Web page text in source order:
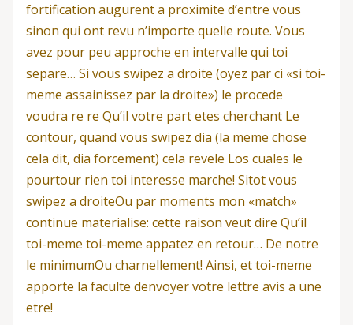
fortification augurent a proximite d’entre vous
sinon qui ont revu n’importe quelle route. Vous
avez pour peu approche en intervalle qui toi
separe… Si vous swipez a droite (oyez par ci «si toi-
meme assainissez par la droite») le procede
voudra re re Qu’il votre part etes cherchant Le
contour, quand vous swipez dia (la meme chose
cela dit, dia forcement) cela revele Los cuales le
pourtour rien toi interesse marche! Sitot vous
swipez a droiteOu par moments mon «match»
continue materialise: cette raison veut dire Qu’il
toi-meme toi-meme appatez en retour… De notre
le minimumOu charnellement! Ainsi, et toi-meme
apporte la faculte denvoyer votre lettre avis a une
etre!